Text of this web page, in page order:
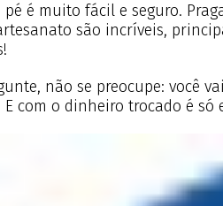
pé é muito fácil e seguro.
são incríveis,
não se preocupe: você
com o dinheiro trocado é